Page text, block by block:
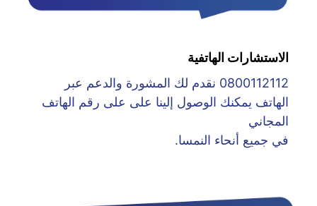
الاستشارات الهاتفية
0800112112 نقدم لك المشورة والدعم عبر
الهاتف يمكنك الوصول إلينا على على رقم الهاتف
المجاني
في جميع أنحاء النمسا.